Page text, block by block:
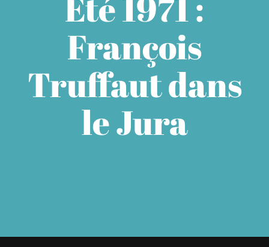
LES JURASSIENS
LES RÉCITS
LES FIGURES
LES ENTRETIENS
François
Truffaut dans
le Jura